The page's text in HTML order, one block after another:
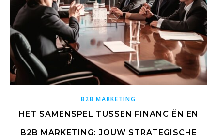
B2B MARKETING
HET SAMENSPEL TUSSEN FINANCIËN EN
B2B MARKETING: JOUW STRATEGISCHE